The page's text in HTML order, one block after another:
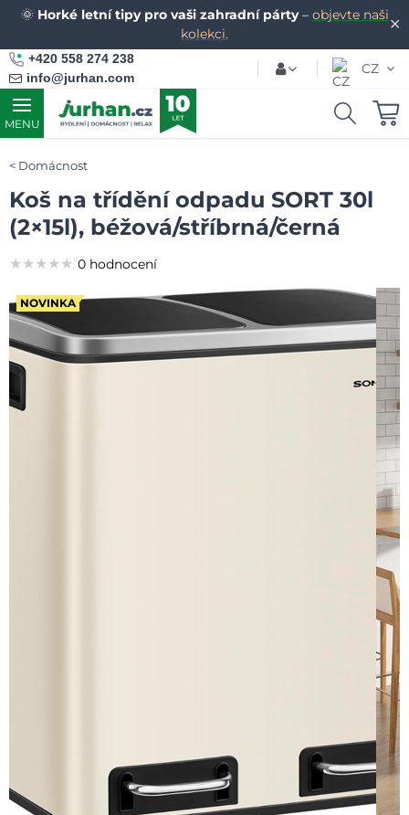
✕
🌞 Horké letní tipy pro vaši zahradní párty– objevte naši
kolekci.
+420 558 274 238
info@jurhan.com
CZ
MENU
Domácnost
Koš na třídění odpadu SORT 30l
(2×15l), béžová/stříbrná/černá
NOVINKA
★★★★★
★★★★★
★★★★★ 0 hodnocení